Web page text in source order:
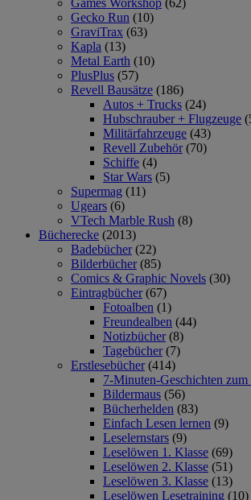
Games Workshop (62)
Gecko Run (10)
GraviTrax (63)
Kapla (13)
Metal Earth (10)
PlusPlus (57)
Revell Bausätze (186)
Autos + Trucks (24)
Hubschrauber + Flugzeuge
Militärfahrzeuge (43)
Revell Zubehör (70)
Schiffe (4)
Star Wars (5)
Supermag (11)
Ugears (6)
VTech Marble Rush (8)
Bücherecke (2013)
Badebücher (22)
Bilderbücher (85)
Comics & Graphic Novels (30)
Eintragbücher (67)
Fotoalben (1)
Freundealben (44)
Notizbücher (8)
Tagebücher (7)
Erstlesebücher (414)
7-Minuten-Geschichten zum
Bildermaus (56)
Bücherhelden (83)
Einfach Lesen lernen (9)
Leselernstars (9)
Leselöwen 1. Klasse (69)
Leselöwen 2. Klasse (51)
Leselöwen 3. Klasse (13)
Leselöwen Lesetraining (10)